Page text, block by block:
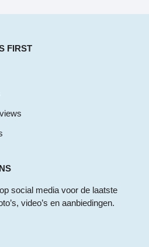
FIRST
social media voor de laatste
video’s en aanbiedingen.